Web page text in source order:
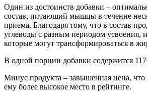
Один из достоинств добавки –
состав, питающий мышцы в течение
приема. Благодаря тому, что в состав
углеводы с разным периодом усвоения,
которые могут трансформироваться в
В одной порции добавки содержится
Минус продукта – завышенная цена, что
ему более высокое место в рейтинге.